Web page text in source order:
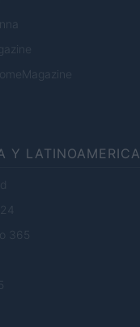
Y LATINOAMERICA
365